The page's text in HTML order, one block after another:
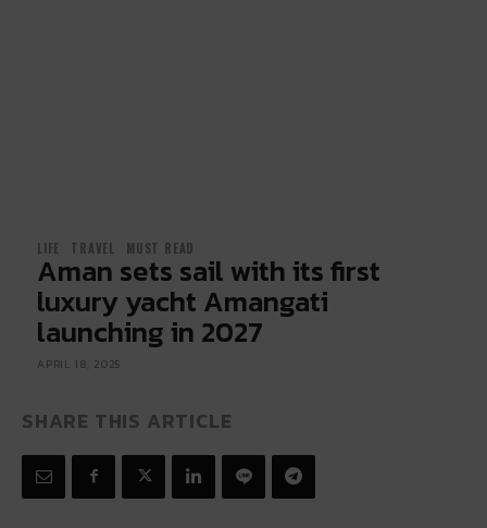
LIFE TRAVEL MUST READ
Aman sets sail with its first
luxury yacht Amangati
launching in 2027
APRIL 18, 2025
SHARE THIS ARTICLE